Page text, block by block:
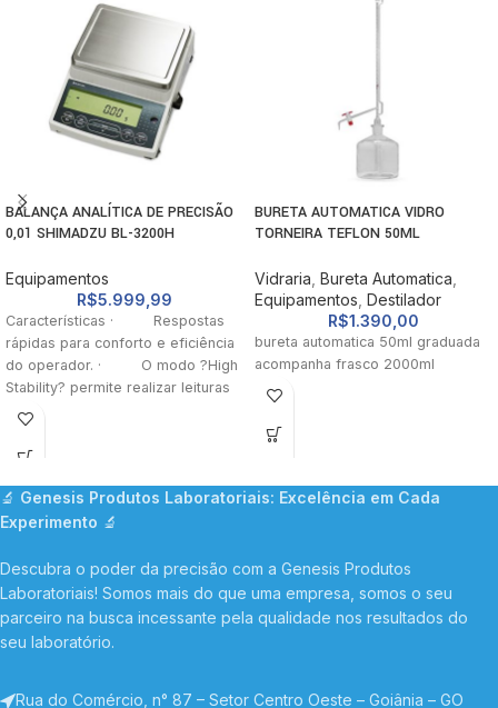
BALANÇA ANALÍTICA DE PRECISÃO
0,01 SHIMADZU BL-3200H
Equipamentos
R$5.999,99
Características · Respostas
rápidas para conforto e eficiência
do operador. · O modo ?High
Stability? permite realizar leituras
estáveis até
BURETA AUTOMATICA VIDRO
TORNEIRA TEFLON 50ML
Vidraria Bureta Automatica
Equipamentos Destilador
R$1.390,00
bureta automatica 50ml graduada
acompanha frasco 2000ml
🔬 Genesis Produtos Laboratoriais: Excelência em Cada
Experimento 🔬
Descubra o poder da precisão com a Genesis Produtos
Laboratoriais! Somos mais do que uma empresa, somos o seu
parceiro na busca incessante pela qualidade nos resultados do
seu laboratório.
Rua do Comércio, n° 87 – Setor Centro Oeste – Goiânia – GO